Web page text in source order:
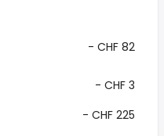
- CHF 82
- CHF 3
- CHF 225